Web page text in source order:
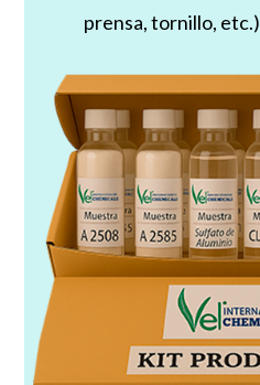
prensa, tornillo, etc.)